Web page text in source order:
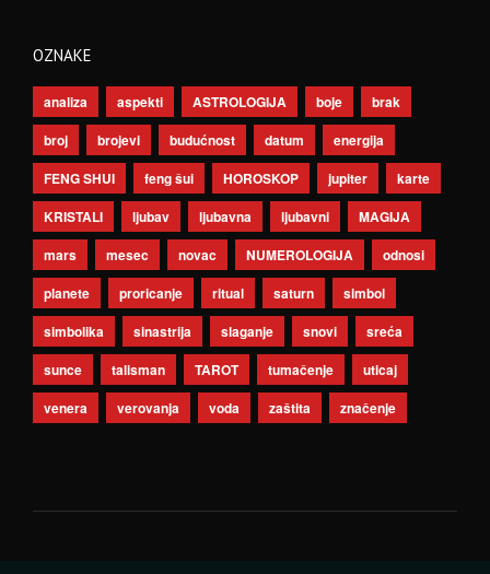
OZNAKE
analiza aspekti ASTROLOGIJA boje
brak
broj
brojevi budućnost datum
energija
FENG SHUI
feng šui HOROSKOP jupiter
karte
KRISTALI
ljubav ljubavna ljubavni
MAGIJA
mars
mesec novac NUMEROLOGIJA
odnosi
planete
proricanje ritual saturn
simbol
simbolika
sinastrija slaganje snovi
sreća
sunce
talisman TAROT tumačenje
uticaj
venera
verovanja voda zaštita značenje